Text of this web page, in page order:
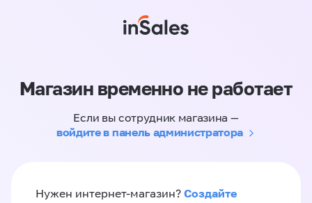
Магазин временно не работает
Если вы сотрудник магазина —
войдите в панель администратора
Нужен интернет-магазин? Создайте